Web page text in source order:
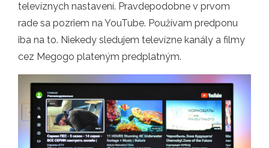
televíznych nastavení. Pravdepodobne v prvom
rade sa pozriem na YouTube. Používam predponu
iba na to. Niekedy sledujem televízne kanály a filmy
cez Megogo plateným predplatným.